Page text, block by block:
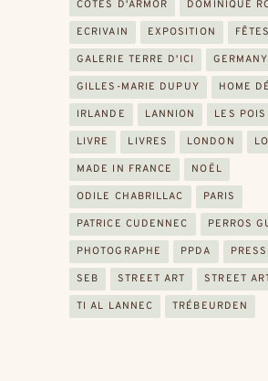
CÔTES D'ARMOR DOMINIQUE
ECRIVAIN EXPOSITION FÊTES
GALERIE TERRE D'ICI GERMANY
GILLES-MARIE DUPUY HOME
IRLANDE LANNION LES
LIVRE LIVRES LONDON
MADE IN FRANCE NOËL
ODILE CHABRILLAC PARIS
PATRICE CUDENNEC PERROS
PHOTOGRAPHE PPDA
SEB STREET ART STREET
TI AL LANNEC TRÉBEURDEN